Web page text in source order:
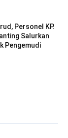
Personel KP.
Salurkan
Pengemudi